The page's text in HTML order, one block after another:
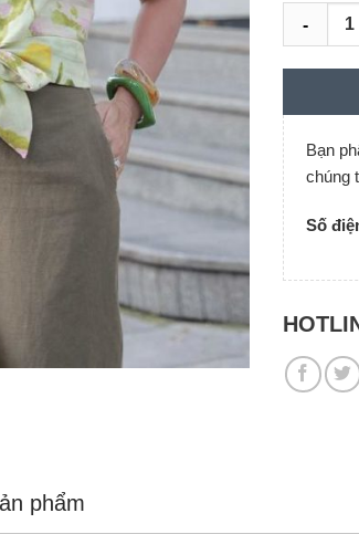
Áo sơ
Bạn
chúng
Số
phẩm